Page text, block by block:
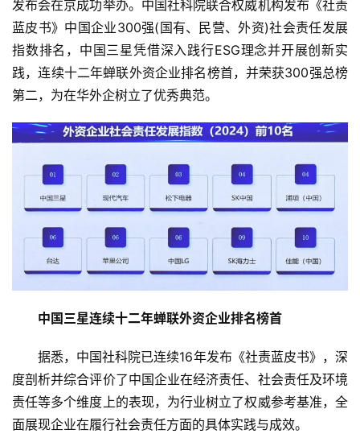
发布会在京成功举办。中国社科院联合权威机构发布《社责
蓝皮书》中国企业300强(国有、民营、外资)社会责任发展
指数排名，中国三星凭借深入践行ESG理念并开展创新实
践，连续十二年蝉联外资企业排名榜首，并荣获300强总榜
第二，为在华外企树立了优秀典范。
中国三星连续十二年蝉联外资企业排名榜首
据悉，中国社科院已连续16年发布《社责蓝皮书》，深
度剖析并综合评价了中国企业在经济责任、社会责任及环境
责任等多个维度上的表现，为行业树立了权威参考基准，全
面展现企业在履行社会责任方面的具体实践与成效。